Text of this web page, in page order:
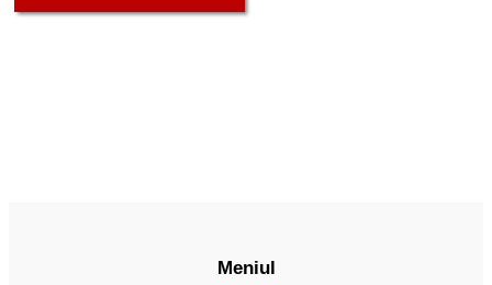
Meniul